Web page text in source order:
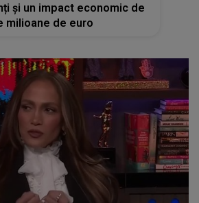
și un impact economic de
milioane de euro